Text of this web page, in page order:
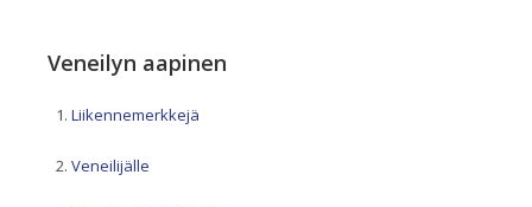
Veneilyn aapinen
Liikennemerkkejä
Veneilijälle